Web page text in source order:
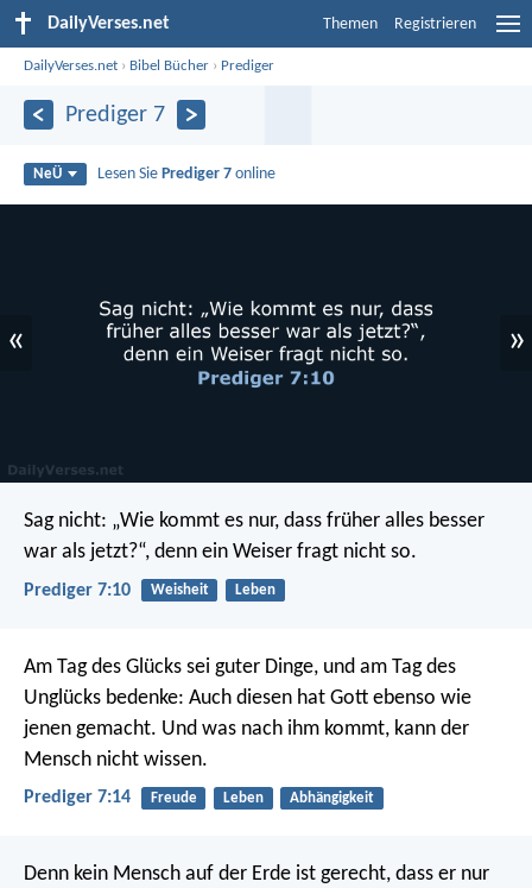
DailyVerses.net Themen Registrieren
DailyVerses.net › Bibel Bücher › Prediger
Prediger 7
NeÜ Lesen Sie Prediger 7 online
« »
Sag nicht: „Wie kommt es nur, dass früher alles besser
war als jetzt?“, denn ein Weiser fragt nicht so.
Prediger 7:10 Weisheit Leben
Am Tag des Glücks sei guter Dinge, und am Tag des
Unglücks bedenke: Auch diesen hat Gott ebenso wie
jenen gemacht. Und was nach ihm kommt, kann der
Mensch nicht wissen.
Prediger 7:14 Freude Leben Abhängigkeit
Denn kein Mensch auf der Erde ist gerecht, dass er nur